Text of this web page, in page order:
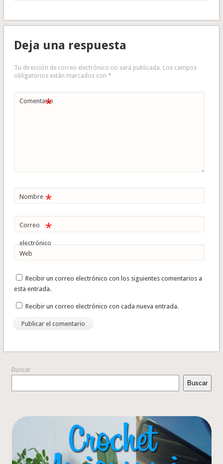
Deja una respuesta
Tu dirección de correo electrónico no será publicada. Los campos
obligatorios están marcados con *
Comentario
*
Nombre *
Correo
electrónico
*
Web
Recibir un correo electrónico con los siguientes comentarios a
esta entrada.
Recibir un correo electrónico con cada nueva entrada.
Buscar
Buscar